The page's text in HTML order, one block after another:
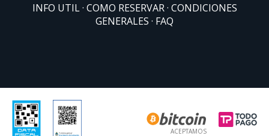
INFO UTIL COMO RESERVAR CONDICIONES
GENERALES FAQ
ACEPTAMOS